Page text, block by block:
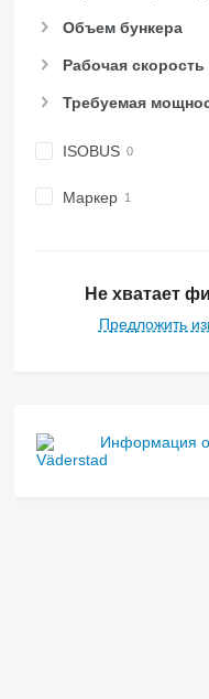
Объем бункера
Рабочая скорость
Требуемая
ISOBUS
Маркер
Не хватает
Предложить
Информация